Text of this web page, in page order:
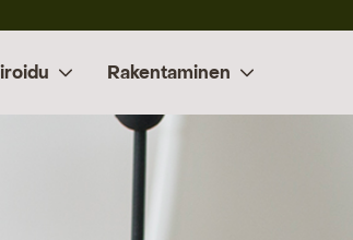
Rakentaminen